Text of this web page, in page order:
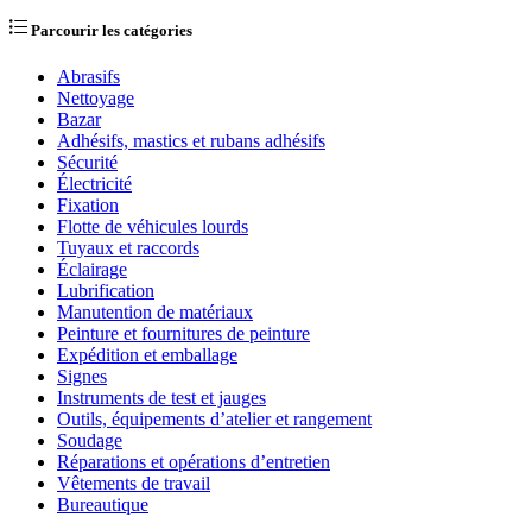
Parcourir les catégories
Abrasifs
Nettoyage
Bazar
Adhésifs, mastics et rubans adhésifs
Sécurité
Électricité
Fixation
Flotte de véhicules lourds
Tuyaux et raccords
Éclairage
Lubrification
Manutention de matériaux
Peinture et fournitures de peinture
Expédition et emballage
Signes
Instruments de test et jauges
Outils, équipements d’atelier et rangement
Soudage
Réparations et opérations d’entretien
Vêtements de travail
Bureautique